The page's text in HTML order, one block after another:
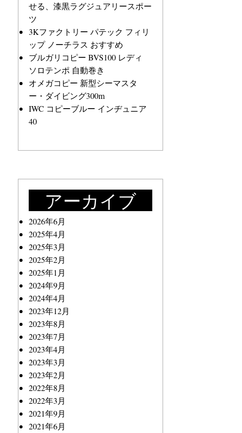
せる、漆黒ラグジュアリースポー
ツ
3Kファクトリー パテック フィリ
ップ ノーチラス おすすめ
ブルガリコピー BVS100 レディ
ソロテンポ 自動巻き
オメガコピー 新型シーマスタ
ー・ダイビング300m
IWC コピーブルー インヂュニア
40
アーカイブ
2026年6月
2025年4月
2025年3月
2025年2月
2025年1月
2024年9月
2024年4月
2023年12月
2023年8月
2023年7月
2023年4月
2023年3月
2023年2月
2022年8月
2022年3月
2021年9月
2021年6月